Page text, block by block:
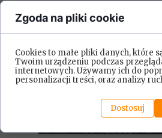
godzinach
Zgoda na pliki cookie
Cookies to małe pliki danych, które
Twoim urządzeniu podczas
internetowych. Używamy ich do
personalizacji treści, oraz analizy
Dostosuj